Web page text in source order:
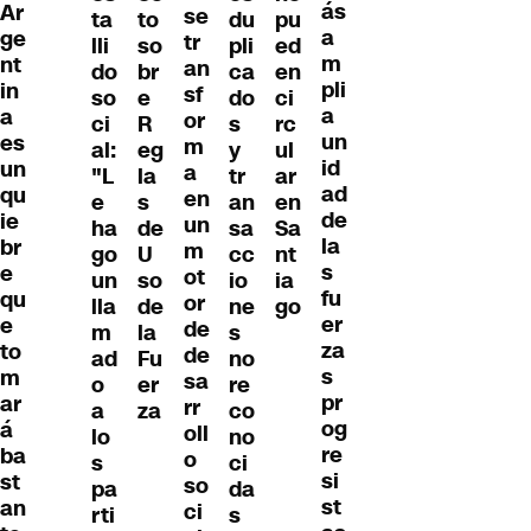
Ar
ge
nt
in
a
es
un
qu
ie
br
e
qu
e
to
m
ar
á
ba
st
an
ta
lli
do
so
ci
al:
"L
e
ha
go
un
lla
m
ad
o
a
lo
s
pa
rti
to
so
br
e
R
eg
la
s
de
U
so
de
la
Fu
er
za
se
tr
an
sf
or
m
a
en
un
m
ot
or
de
de
sa
rr
oll
o
so
ci
du
pli
ca
do
s
y
tr
an
sa
cc
io
ne
s
no
re
co
no
ci
da
s
pu
ed
en
ci
rc
ul
ar
en
Sa
nt
ia
go
ás
a
m
pli
a
un
id
ad
de
la
s
fu
er
za
s
pr
og
re
si
st